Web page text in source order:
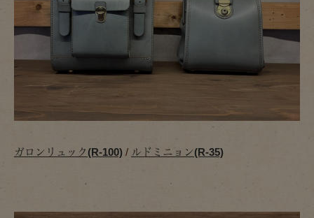
ガロンリュック(R-100) / ルドミニョン(R-35)